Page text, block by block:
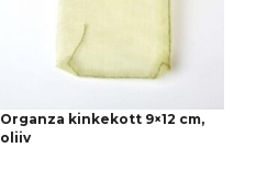
Organza kinkekott 9×12 cm,
oliiv